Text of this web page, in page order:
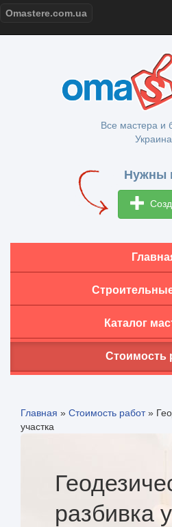
Omastere.com.ua
Все мастера и
Украина
Нужны
Каталог
Стоимость
Главная » Стоимость работ»
участка
разбивка